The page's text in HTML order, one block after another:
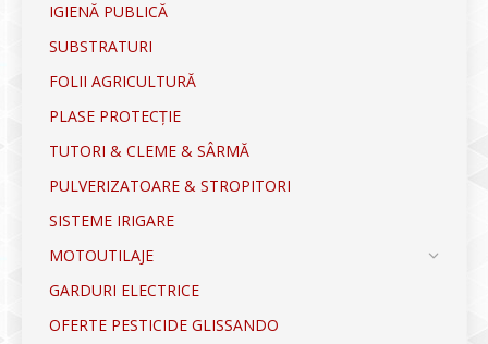
IGIENĂ PUBLICĂ
SUBSTRATURI
FOLII AGRICULTURĂ
PLASE PROTECȚIE
TUTORI & CLEME & SÂRMĂ
PULVERIZATOARE & STROPITORI
SISTEME IRIGARE
MOTOUTILAJE
GARDURI ELECTRICE
OFERTE PESTICIDE GLISSANDO